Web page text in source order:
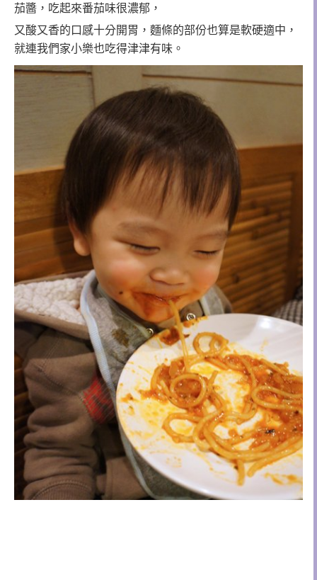
茄醬，吃起來番茄味很濃郁，
又酸又香的口感十分開胃，麵條的部份也算是軟硬適中，
就連我們家小樂也吃得津津有味。